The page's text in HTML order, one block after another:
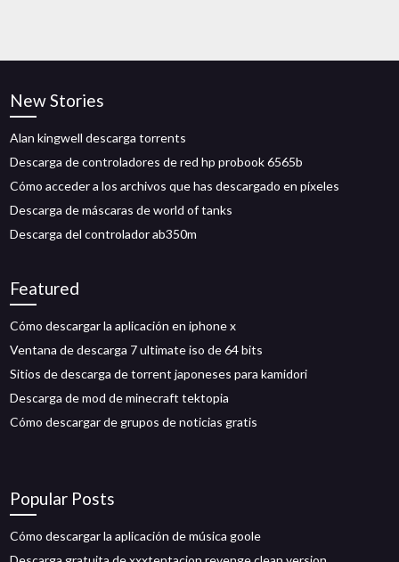
New Stories
Alan kingwell descarga torrents
Descarga de controladores de red hp probook 6565b
Cómo acceder a los archivos que has descargado en píxeles
Descarga de máscaras de world of tanks
Descarga del controlador ab350m
Featured
Cómo descargar la aplicación en iphone x
Ventana de descarga 7 ultimate iso de 64 bits
Sitios de descarga de torrent japoneses para kamidori
Descarga de mod de minecraft tektopia
Cómo descargar de grupos de noticias gratis
Popular Posts
Cómo descargar la aplicación de música goole